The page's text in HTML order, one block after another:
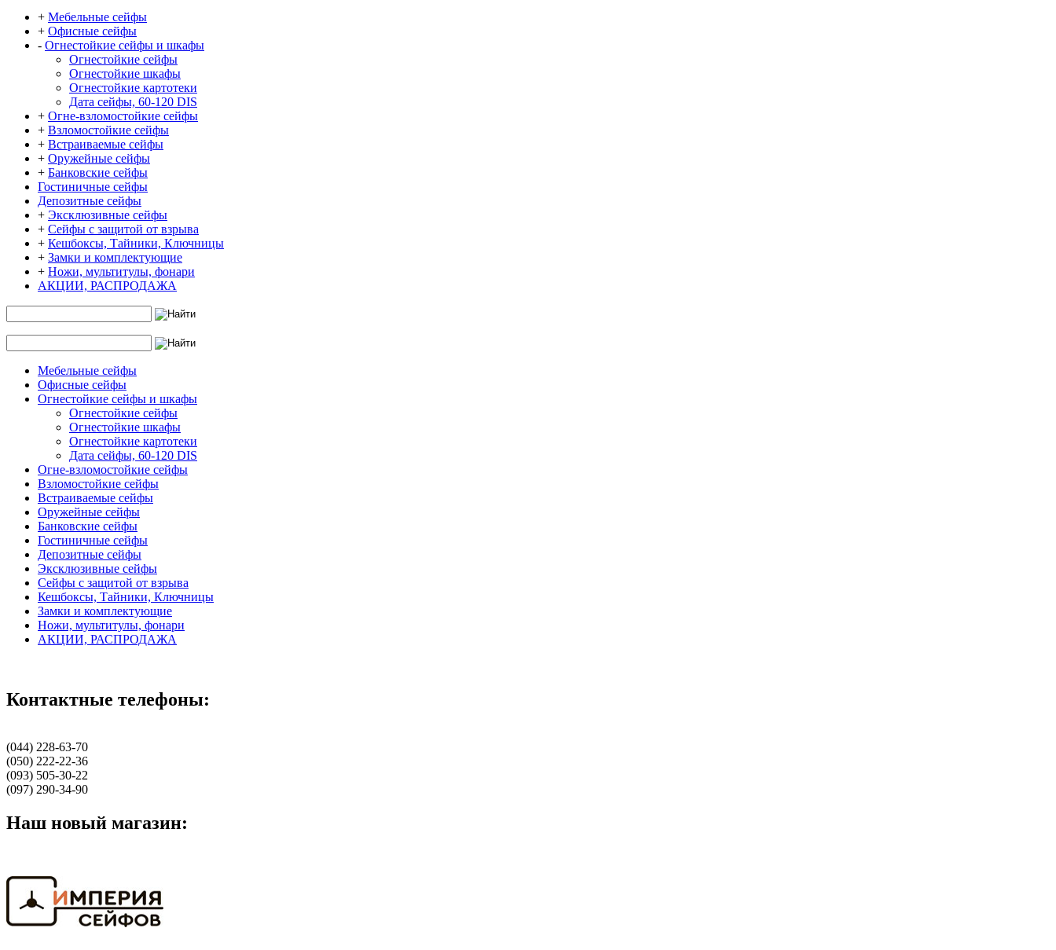
+ Мебельные сейфы
+ Офисные сейфы
- Огнестойкие сейфы и шкафы
Огнестойкие сейфы
Огнестойкие шкафы
Огнестойкие картотеки
Дата сейфы, 60-120 DIS
+ Огне-взломостойкие сейфы
+ Взломостойкие сейфы
+ Встраиваемые сейфы
+ Оружейные сейфы
+ Банковские сейфы
Гостиничные сейфы
Депозитные сейфы
+ Эксклюзивные сейфы
+ Сейфы с защитой от взрыва
+ Кешбоксы, Тайники, Ключницы
+ Замки и комплектующие
+ Ножи, мультитулы, фонари
АКЦИИ, РАСПРОДАЖА
Мебельные сейфы
Офисные сейфы
Огнестойкие сейфы и шкафы
Огнестойкие сейфы
Огнестойкие шкафы
Огнестойкие картотеки
Дата сейфы, 60-120 DIS
Огне-взломостойкие сейфы
Взломостойкие сейфы
Встраиваемые сейфы
Оружейные сейфы
Банковские сейфы
Гостиничные сейфы
Депозитные сейфы
Эксклюзивные сейфы
Сейфы с защитой от взрыва
Кешбоксы, Тайники, Ключницы
Замки и комплектующие
Ножи, мультитулы, фонари
АКЦИИ, РАСПРОДАЖА
Контактные телефоны:
(044) 228-63-70
(050) 222-22-36
(093) 505-30-22
(097) 290-34-90
Наш новый магазин: